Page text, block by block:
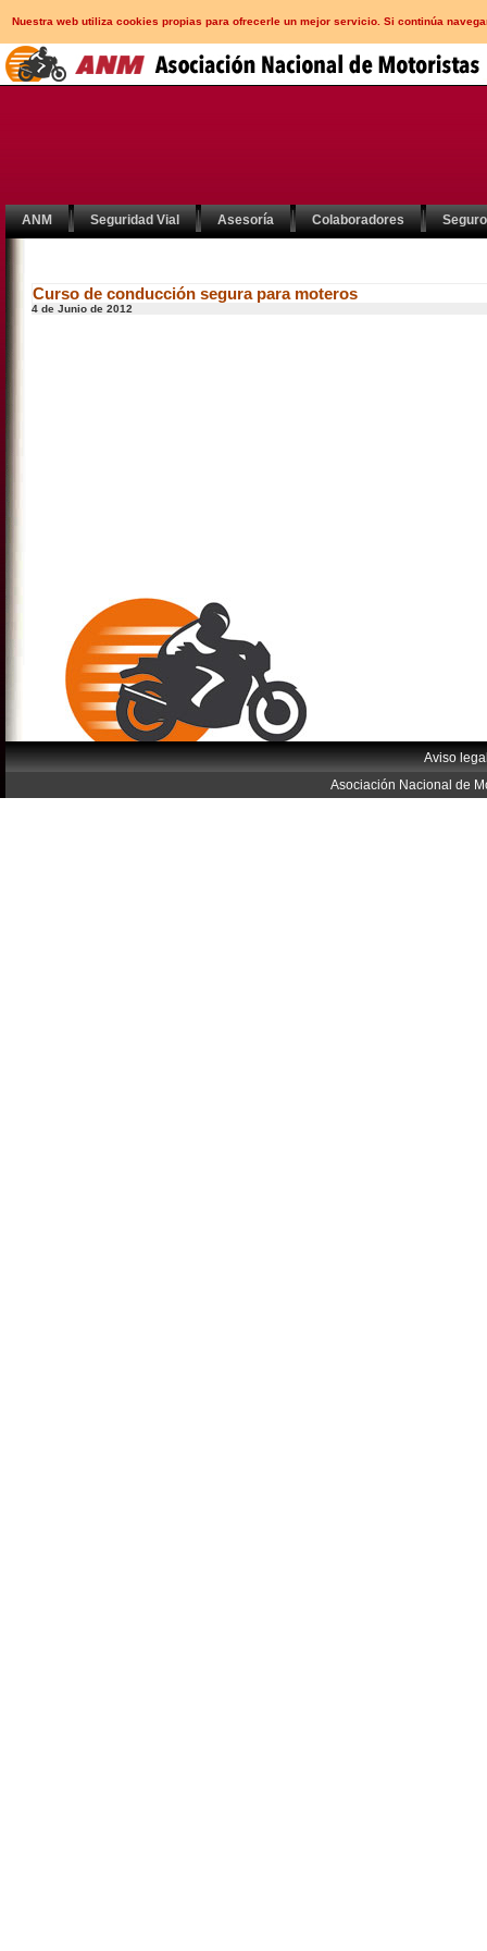
Nuestra web utiliza cookies propias para ofrecerle un mejor servicio. Si continúa
ANM Seguridad Vial Asesoría Colaboradores
Curso de conducción segura para moteros
4 de Junio de 2012
Aviso
Asociación Nacional de